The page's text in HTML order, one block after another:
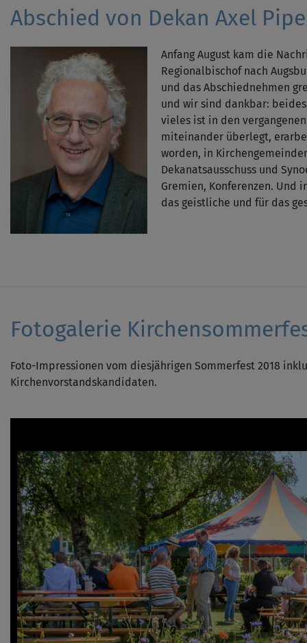
Abschied von Dekan Axel
Anfang August kam die
Regionalbischof nach
und das Abschiednehmen
und wir sind dankbar:
vieles ist in den
miteinander überlegt,
worden, in
Dekanatsausschuss und
Gremien, Konferenzen. Und
das geistliche und für das
Fotogalerie
Foto-Impressionen vom diesjährigen Sommerfest 2018
Kirchenvorstandskandidaten.